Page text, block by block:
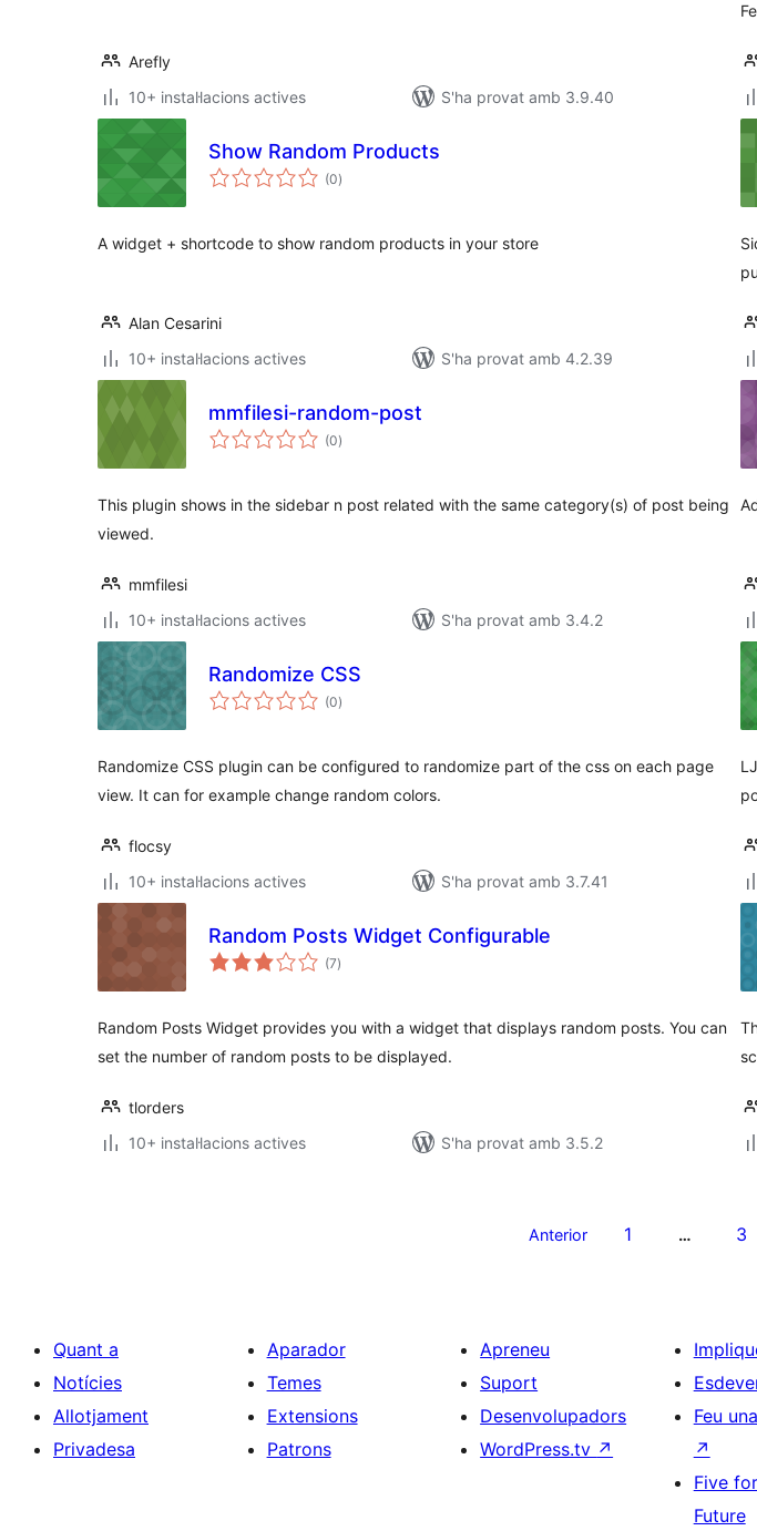
Arefly
10+ instal·lacions actives
S'ha provat amb 3.9.40
Show Random Products
(0puntuacions
totals
)
A widget + shortcode to show random products in your store
Alan Cesarini
10+ instal·lacions actives
S'ha provat amb 4.2.39
mmfilesi-random-post
(0puntuacions
totals
)
This plugin shows in the sidebar n post related with the same category(s) of post being
viewed.
mmfilesi
10+ instal·lacions actives
S'ha provat amb 3.4.2
Randomize CSS
(0puntuacions
totals
)
Randomize CSS plugin can be configured to randomize part of the css on each page
view. It can for example change random colors.
flocsy
10+ instal·lacions actives
S'ha provat amb 3.7.41
Random Posts Widget Configurable
(7puntuacions
totals
)
Random Posts Widget provides you with a widget that displays random posts. You can
set the number of random posts to be displayed.
tlorders
10+ instal·lacions actives
S'ha provat amb 3.5.2
Anterior 1 … 3
Quant a
Notícies
Allotjament
Privadesa
Aparador
Temes
Extensions
Patrons
Apreneu
Suport
Desenvolupadors
WordPress.tv ↗
Feu
↗
Five
Future